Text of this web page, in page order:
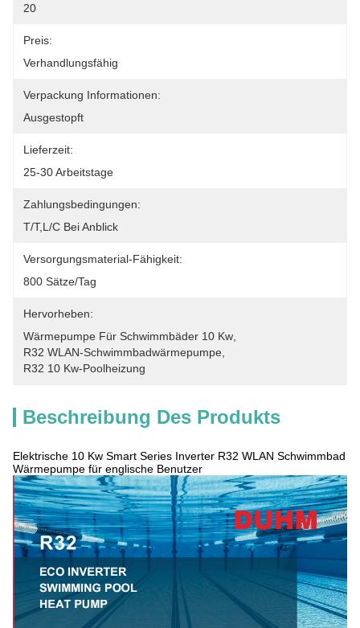
20
Preis:
Verhandlungsfähig
Verpackung Informationen:
Ausgestopft
Lieferzeit:
25-30 Arbeitstage
Zahlungsbedingungen:
T/T,L/C Bei Anblick
Versorgungsmaterial-Fähigkeit:
800 Sätze/Tag
Hervorheben:
Wärmepumpe Für Schwimmbäder 10 Kw
R32 WLAN-Schwimmbadwärmepumpe
R32 10 Kw-Poolheizung
Beschreibung Des Produkts
Elektrische 10 Kw Smart Series Inverter R32 WLAN Schwimmbad
Wärmepumpe für englische Benutzer